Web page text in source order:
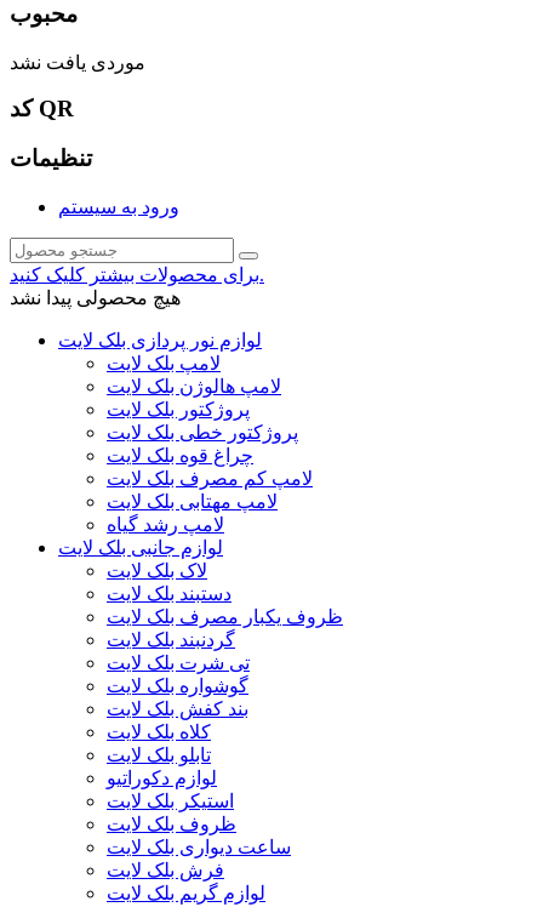
محبوب
موردی یافت نشد
کد QR
تنظیمات
ورود به سیستم
برای محصولات بیشتر کلیک کنید.
هیچ محصولی پیدا نشد
لوازم نور پردازی بلک لایت
لامپ بلک لایت
لامپ هالوژن بلک لایت
پروژکتور بلک لایت
پروژکتور خطی بلک لایت
چراغ قوه بلک لایت
لامپ کم مصرف بلک لایت
لامپ مهتابی بلک لایت
لامپ رشد گیاه
لوازم جانبی بلک لایت
لاک بلک لایت
دستبند بلک لایت
ظروف یکبار مصرف بلک لایت
گردنبند بلک لایت
تی شرت بلک لایت
گوشواره بلک لایت
بند کفش بلک لایت
کلاه بلک لایت
تابلو بلک لایت
لوازم دکوراتیو
استیکر بلک لایت
ظروف بلک لایت
ساعت دیواری بلک لایت
فرش بلک لایت
لوازم گریم بلک لایت